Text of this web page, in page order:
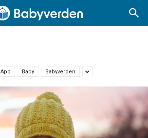
App Baby Babyverden